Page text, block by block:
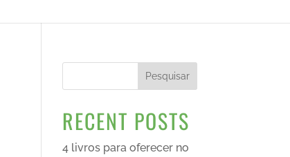
Pesquisar
RECENT POSTS
4 livros para oferecer no